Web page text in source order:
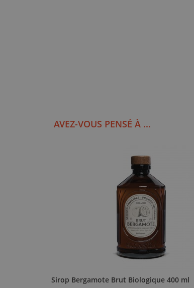
AVEZ-VOUS PENSÉ À ...
Sirop Bergamote Brut Biologique 400 ml